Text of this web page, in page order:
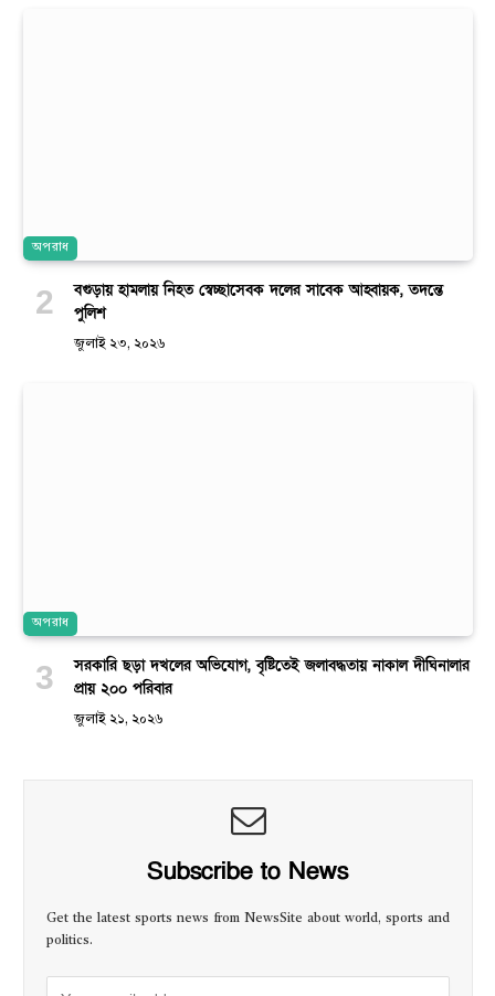
অপরাধ
বগুড়ায় হামলায় নিহত স্বেচ্ছাসেবক দলের সাবেক আহ্বায়ক, তদন্তে
পুলিশ
জুলাই ২৩, ২০২৬
অপরাধ
সরকারি ছড়া দখলের অভিযোগ, বৃষ্টিতেই জলাবদ্ধতায় নাকাল দীঘিনালার
প্রায় ২০০ পরিবার
জুলাই ২১, ২০২৬
Subscribe to News
Get the latest sports news from NewsSite about world, sports and
politics.